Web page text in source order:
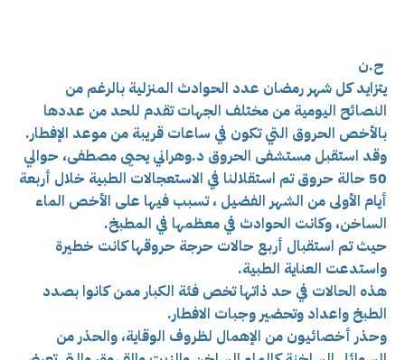
ح.ن
يتزايد كل شهر رمضان عدد الحوادث المنزلية بالرغم من
النصائح اليومية من مختلف الجهات تقدم للحد من عددها
بالأخص الحروق التي تكون في ساعات قريبة من موعد الإفطار.
وقد استقبل مستشفى الحروق د.وهراني يحيى مصطفى، حوالي
50 حالة حروق تم استقلالنا في الاستعجالات الطبية خلال أربعة
أيام الأولى من الشهر الفضيل ، تسبب فيها على الأخص الماء
الساخن، وكانت الحوادث في معظمها في المطبخ.
حيث تم استقبال أربع حالات حرجة حروقها كانت خطيرة
واستدعت العناية الطبية.
هذه الحالات في حد ذاتها تخص فئة الكبار ممن كانوا بصدد
الطبخ واعداد وتحضير وجبات الافطار.
وحذر أخصائيون من الإهمال لظروف الوقاية، والحذر من